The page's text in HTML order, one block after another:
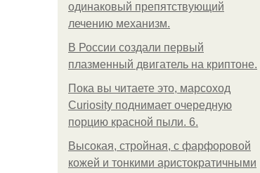
одинаковый препятствующий
лечению механизм.
В России создали первый
плазменный двигатель на криптоне.
Пока вы читаете это, марсоход
Curiosity поднимает очередную
порцию красной пыли. 6.
Высокая, стройная, с фарфоровой
кожей и тонкими аристократичными